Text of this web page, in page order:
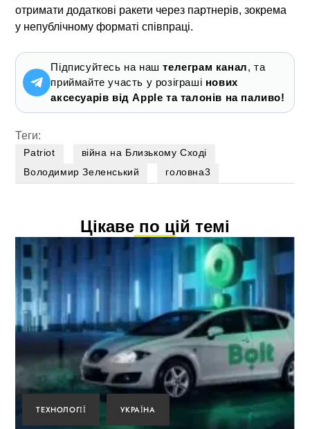
отримати додаткові ракети через партнерів, зокрема
у непублічному форматі співпраці.
Підписуйтесь на наштелеграм канал, та
приймайте участь у розіграші нових
аксесуарів від Apple та талонів на паливо!
Теги:
Patriot
війна на Близькому Сході
Володимир Зеленський
головна3
Цікаве по цій темі
ТЕХНОЛОГІЇ УКРАЇНА